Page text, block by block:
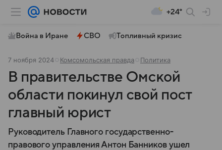
+24°
Война в Иране СВО Топливный кризис
7 ноября 2024 Комсомольская правда Политика
В правительстве Омской
области покинул свой пост
главный юрист
Руководитель Главного государственно-
правового управления Антон Банников ушел